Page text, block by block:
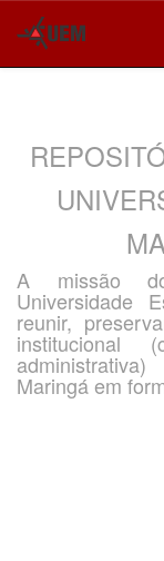
A missão
Universidade
reunir,
institucional
Maringá em